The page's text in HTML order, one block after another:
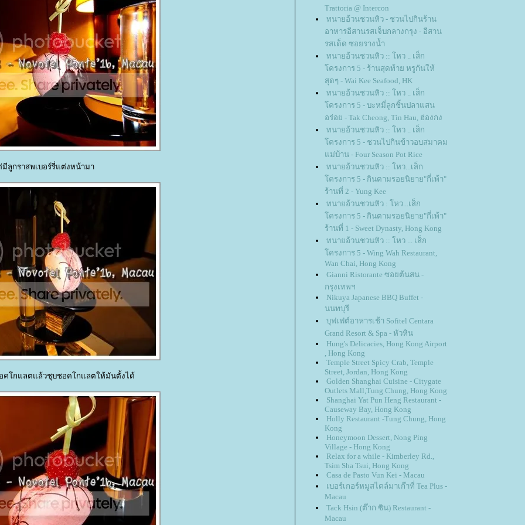
ลูกราสพเบอร์รี่แต่งหน้ามา
โกแลตแล้วชุบชอคโกแลตให้มันตั้งได้
Trattoria @ Intercon
ทนายอ้วนชวนหิว - ชวนไปกินร้าน
อาหารอีสานรสเจ็บกลางกรุง - อีสาน
รสเด็ด ซอยรางน้ำ
ทนายอ้วนชวนหิว :: โหว .. เส็ก
ครงการ 5 - ร้านสุดท้าย หรูกันให้
สุดๆ - Wai Kee Seafood, HK
ทนายอ้วนชวนหิว :: โหว .. เส็ก
ครงการ 5 - บะหมี่ลูกชิ้นปลาแสน
อร่อย - Tak Cheong, Tin Hau, ฮ่องกง
ทนายอ้วนชวนหิว :: โหว .. เส็ก
ครงการ 5 - ชวนไปกินข้าวอบสมาคม
ม่บ้าน - Four Season Pot Rice
ทนายอ้วนชวนหิว :: โหว...เส็ก
ครงการ 5 - กินตามรอยนิยาย"กี่เพ้า"
ร้านที่ 2 - Yung Kee
ทนายอ้วนชวนหิว : โหว...เส็ก
ครงการ 5 - กินตามรอยนิยาย"กี่เพ้า"
ร้านที่ 1 - Sweet Dynasty, Hong Kong
ทนายอ้วนชวนหิว :: โหว ... เส็ก
ครงการ 5 - Wing Wah Restaurant,
Wan Chai, Hong Kong
Gianni Ristorante ซอยต้นสน -
กรุงเทพฯ
Nikuya Japanese BBQ Buffet -
นนทบุรี
บุฟเฟ่ต์อาหารเช้า Sofitel Centara
Grand Resort & Spa - หัวหิน
Hung's Delicacies, Hong Kong Airport
, Hong Kong
Temple Street Spicy Crab, Temple
Street, Jordan, Hong Kong
Golden Shanghai Cuisine - Citygate
Outlets Mall,Tung Chung, Hong Kong
Shanghai Yat Pun Heng Restaurant -
Causeway Bay, Hong Kong
Holly Restaurant -Tung Chung, Hong
Kong
Honeymoon Dessert, Nong Ping
Village - Hong Kong
Relax for a while - Kimberley Rd.,
Tsim Sha Tsui, Hong Kong
Casa de Pasto Vun Kei - Macau
เบอร์เกอร์หมูสไตล์มาเก๊าที่ Tea Plus -
Macau
Tack Hsin (ต๊าก ซิน) Restaurant -
Macau